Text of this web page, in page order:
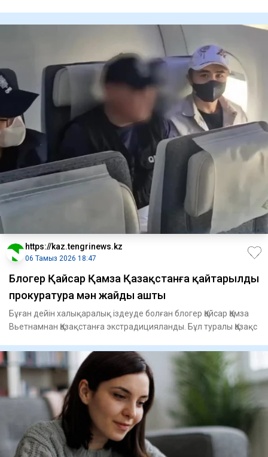
https://kaz.tengrinews.kz
06 Тамыз 2026 18:47
Блогер Қайсар Қамза Қазақстанға қайтарылды
прокуратура мән жайды ашты
Бұған дейін халықаралық іздеуде болған блогер Қайсар Қамза
Вьетнамнан Қазақстанға экстрадицияланды. Бұл туралы Қазақс